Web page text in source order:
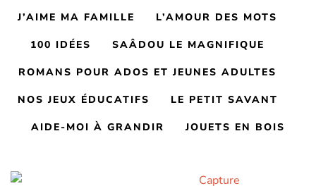
J’AIME MA FAMILLE L’AMOUR DES MOTS
100 IDÉES SAÂDOU LE MAGNIFIQUE
ROMANS POUR ADOS ET JEUNES ADULTES
NOS JEUX ÉDUCATIFS LE PETIT SAVANT
AIDE-MOI À GRANDIR JOUETS EN BOIS